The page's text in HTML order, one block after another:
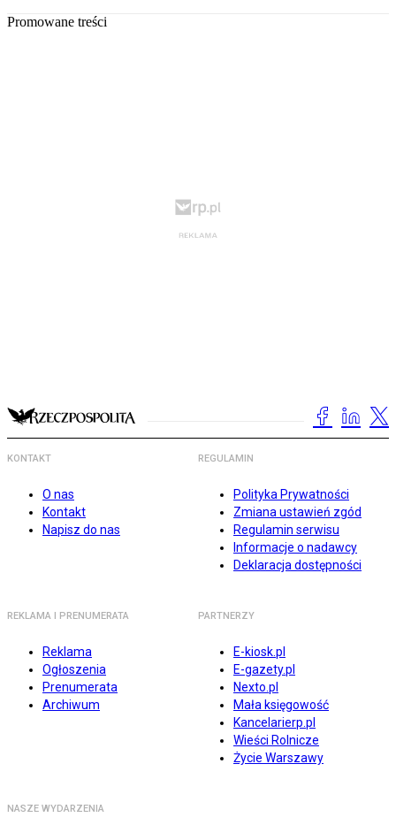
Promowane treści
KONTAKT
O nas
Kontakt
Napisz do nas
REGULAMIN
Polityka Prywatności
Zmiana ustawień zgód
Regulamin serwisu
Informacje o nadawcy
Deklaracja dostępności
REKLAMA I PRENUMERATA
Reklama
Ogłoszenia
Prenumerata
Archiwum
PARTNERZY
E-kiosk.pl
E-gazety.pl
Nexto.pl
Mała księgowość
Kancelarierp.pl
Wieści Rolnicze
Życie Warszawy
NASZE WYDARZENIA